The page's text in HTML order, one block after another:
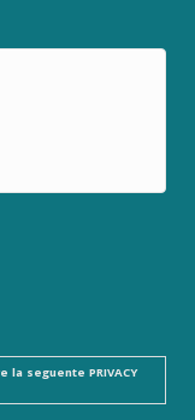
la seguente PRIVACY